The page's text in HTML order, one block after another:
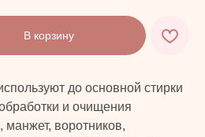
В корзину
до основной стирки
и очищения
манжет, воротников,